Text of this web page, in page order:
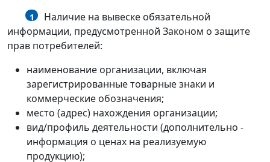
1
Наличие на вывеске обязательной
информации, предусмотренной Законом о защите
прав потребителей:
наименование организации, включая
зарегистрированные товарные знаки и
коммерческие обозначения;
место (адрес) нахождения организации;
вид/профиль деятельности (дополнительно -
информация о ценах на реализуемую
продукцию);